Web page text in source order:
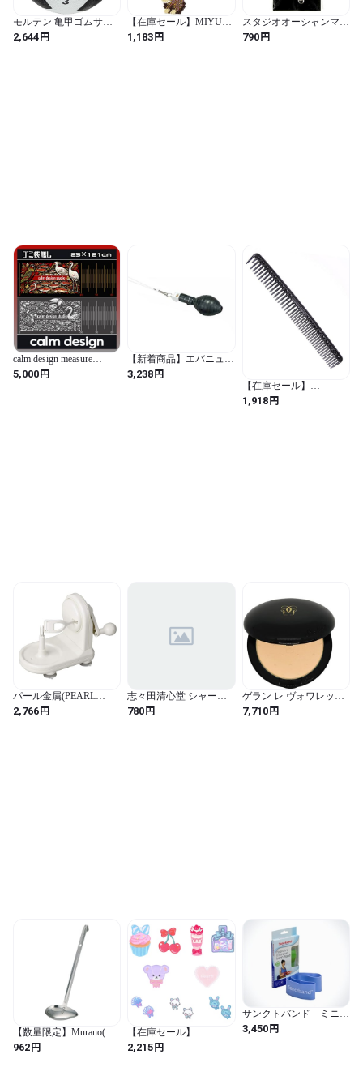
モルテン 亀甲ゴムサッ
カー3号(白黒) F3W
2,644円
【在庫セール】MIYUKI
シェイプドステッチキッ
ト 苺畑のうさぎ BFK-
1,183円
スタジオオーシャンマー
ク OGM OCEAN SNAP
(オーシャンスナップ)
790円
calm design measure
25×121
5,000円
【新着商品】エバニュー
(EVERNEW) ハンディホ
イッスル EKB085 白 (白 /
3,238円
【在庫セール】
Y.S.PARK (ワイエスパー
ク) カッティングコーム
1,918円
パール金属(PEARL
METAL) 皮むき器(ピー
ラー) ホワイト 全長24×
2,766円
志々田清心堂 シャープ
ナー ブラック B-500
780円
ゲラン レ ヴォワレット
プードル プレッセ #3 [並
行輸入品] (3)
7,710円
【数量限定】Murano(ム
ラノ) 横口レードル 50cc
BLCG0050 シ
962円
【在庫セール】
KIYOHARA クラシカル
モダンシュシュ ワッペ
2,215円
サンクトバンド ミニル
ープバンド9インチ ヘ
ビー（ブルーベリー） /
3,450円